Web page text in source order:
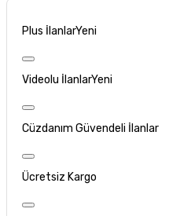
Plus İlanlarYeni
Videolu İlanlarYeni
Cüzdanım Güvendeli İlanlar
Ücretsiz Kargo